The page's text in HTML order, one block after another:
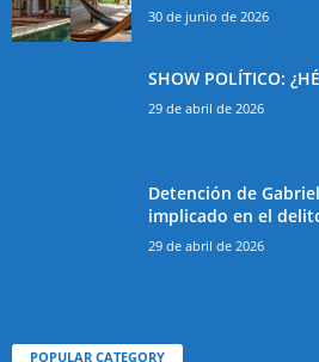
30 de junio de 2026
SHOW POLÍTICO:
29 de abril de 2026
Detención de
implicado en el
29 de abril de 2026
POPULAR CATEGORY